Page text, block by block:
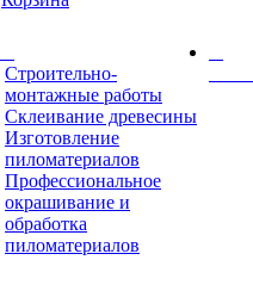
Строительно-
монтажные работы
Склеивание древесины
Изготовление
пиломатериалов
Профессиональное
окрашивание и
обработка
пиломатериалов